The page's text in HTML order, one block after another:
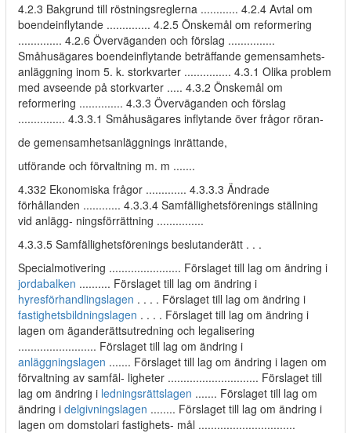
4.2.3 Bakgrund till röstningsreglerna ............ 4.2.4 Avtal om
boendeinflytande .............. 4.2.5 Önskemål om reformering
.............. 4.2.6 Överväganden och förslag ...............
Småhusägares boendeinflytande beträffande gemensamhets-
anläggning inom 5. k. storkvarter ............... 4.3.1 Olika problem
med avseende på storkvarter ..... 4.3.2 Önskemål om
reformering .............. 4.3.3 Överväganden och förslag
............... 4.3.3.1 Småhusägares inflytande över frågor röran-
de gemensamhetsanläggnings inrättande,
utförande och förvaltning m. m .......
4.332 Ekonomiska frågor ............. 4.3.3.3 Ändrade
förhållanden ............ 4.3.3.4 Samfällighetsförenings ställning
vid anlägg- ningsförrättning ...............
4.3.3.5 Samfällighetsförenings beslutanderätt . . .
Specialmotivering ....................... Förslaget till lag om ändring i
jordabalken .......... Förslaget till lag om ändring i
hyresförhandlingslagen . . . . Förslaget till lag om ändring i
fastighetsbildningslagen . . . . Förslaget till lag om ändring i
lagen om äganderättsutredning och legalisering
......................... Förslaget till lag om ändring i
anläggningslagen ....... Förslaget till lag om ändring i lagen om
förvaltning av samfäl- ligheter ............................. Förslaget till
lag om ändring i ledningsrättslagen ....... Förslaget till lag om
ändring i delgivningslagen ........ Förslaget till lag om ändring i
lagen om domstolari fastighets- mål ...............................